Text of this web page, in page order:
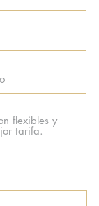
flexibles y
tarifa.